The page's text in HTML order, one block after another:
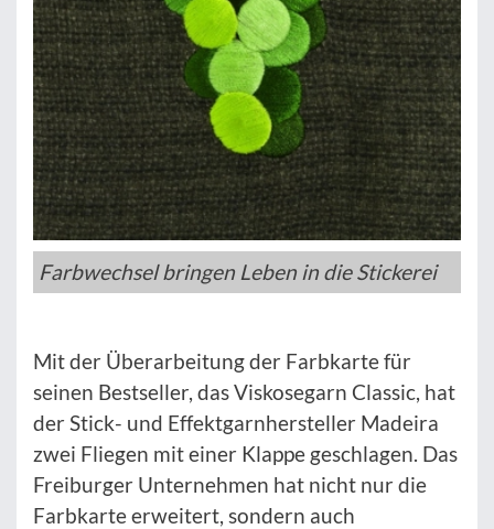
Farbwechsel bringen Leben in die Stickerei
Mit der Überarbeitung der Farbkarte für
seinen Bestseller, das Viskosegarn Classic, hat
der Stick- und Effektgarnhersteller Madeira
zwei Fliegen mit einer Klappe geschlagen. Das
Freiburger Unternehmen hat nicht nur die
Farbkarte erweitert, sondern auch